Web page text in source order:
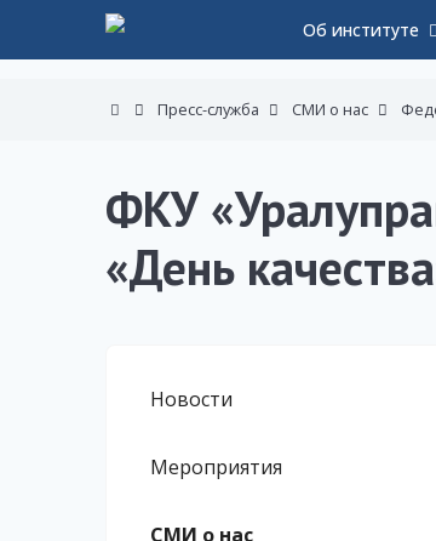
Об институте
Пресс-служба СМИ о нас
ФКУ
«День
Новости
Мероприятия
СМИ о нас